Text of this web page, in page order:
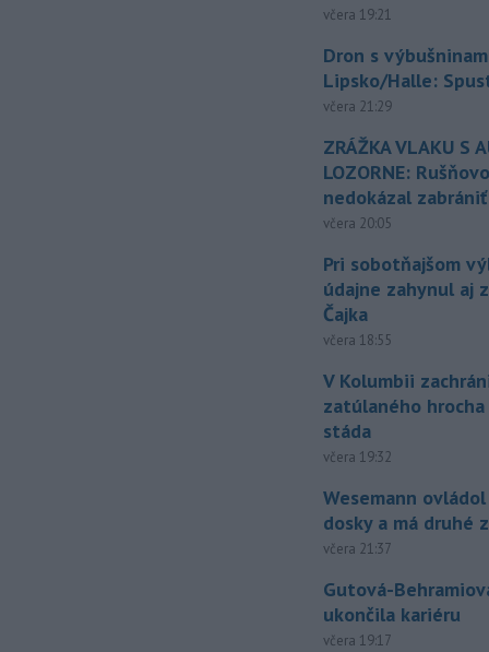
včera 19:21
Dron s
Lipsko/Halle:
včera 21:29
ZRÁŽKA VLAKU S
LOZORNE:
nedokázal zabrániť
včera 20:05
Pri sobotňajšom
údajne zahynul aj
Čajka
včera 18:55
V Kolumbii
zatúlaného hrocha
stáda
včera 19:32
Wesemann
dosky a má druhé
včera 21:37
Gutová-
ukončila kariéru
včera 19:17